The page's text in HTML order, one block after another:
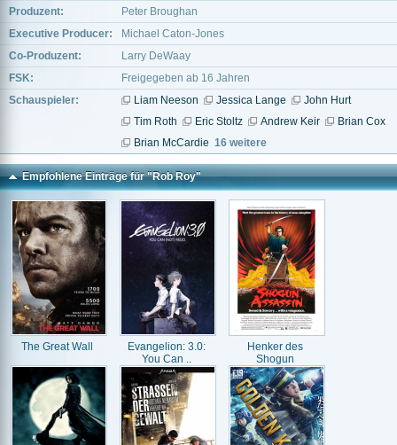
Produzent:
Peter Broughan
Executive Producer:
Michael Caton-Jones
Co-Produzent:
Larry DeWaay
FSK:
Freigegeben ab 16 Jahren
Schauspieler:
Liam Neeson Jessica Lange
John Hurt
Tim Roth
Eric Stoltz Andrew Keir
Brian Cox
Brian McCardie 16 weitere
Empfohlene Einträge für "Rob Roy"
The Great Wall
Evangelion: 3.0:
You Can ..
Henker des
Shogun